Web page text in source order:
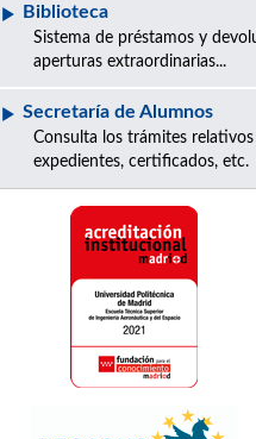
Biblioteca
Sistema de préstamos y
aperturas extraordinarias...
Secretaría de Alumnos
Consulta los trámites
expedientes, certificados, etc.